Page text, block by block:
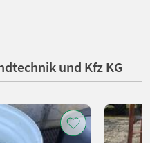
und Kfz KG